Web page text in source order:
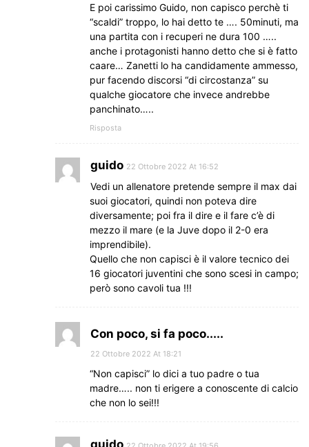
E poi carissimo Guido, non capisco perchè ti
“scaldi” troppo, lo hai detto te …. 50minuti, ma
una partita con i recuperi ne dura 100 …..
anche i protagonisti hanno detto che si è fatto
caare… Zanetti lo ha candidamente ammesso,
pur facendo discorsi “di circostanza” su
qualche giocatore che invece andrebbe
panchinato…..
Risposta
guido 22 Ottobre 2022 At 16:52
Vedi un allenatore pretende sempre il max dai
suoi giocatori, quindi non poteva dire
diversamente; poi fra il dire e il fare c’è di
mezzo il mare (e la Juve dopo il 2-0 era
imprendibile).
Quello che non capisci è il valore tecnico dei
16 giocatori juventini che sono scesi in campo;
però sono cavoli tua !!!
Con poco, si fa poco.....
22 Ottobre 2022 At 18:21
“Non capisci” lo dici a tuo padre o tua
madre….. non ti erigere a conoscente di calcio
che non lo sei!!!
guido